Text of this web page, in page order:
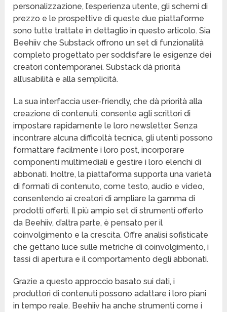
personalizzazione, l’esperienza utente, gli schemi di
prezzo e le prospettive di queste due piattaforme
sono tutte trattate in dettaglio in questo articolo. Sia
Beehiiv che Substack offrono un set di funzionalità
completo progettato per soddisfare le esigenze dei
creatori contemporanei. Substack dà priorità
all’usabilità e alla semplicità.
La sua interfaccia user-friendly, che dà priorità alla
creazione di contenuti, consente agli scrittori di
impostare rapidamente le loro newsletter. Senza
incontrare alcuna difficoltà tecnica, gli utenti possono
formattare facilmente i loro post, incorporare
componenti multimediali e gestire i loro elenchi di
abbonati. Inoltre, la piattaforma supporta una varietà
di formati di contenuto, come testo, audio e video,
consentendo ai creatori di ampliare la gamma di
prodotti offerti. Il più ampio set di strumenti offerto
da Beehiiv, d’altra parte, è pensato per il
coinvolgimento e la crescita. Offre analisi sofisticate
che gettano luce sulle metriche di coinvolgimento, i
tassi di apertura e il comportamento degli abbonati.
Grazie a questo approccio basato sui dati, i
produttori di contenuti possono adattare i loro piani
in tempo reale. Beehiiv ha anche strumenti come i